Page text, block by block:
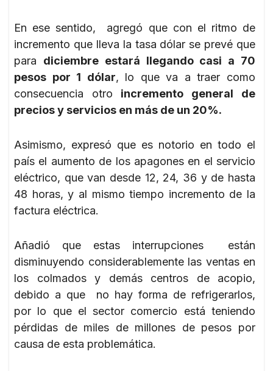
En ese sentido, agregó que con el ritmo de
incremento que lleva la tasa dólar se prevé que
para diciembre estará llegando casi a 70
pesos por 1 dólar, lo que va a traer como
consecuencia otro incremento general de
precios y servicios en más de un 20%.
Asimismo, expresó que es notorio en todo el
país el aumento de los apagones en el servicio
eléctrico, que van desde 12, 24, 36 y de hasta
48 horas, y al mismo tiempo incremento de la
factura eléctrica.
Añadió que estas interrupciones están
disminuyendo considerablemente las ventas en
los colmados y demás centros de acopio,
debido a que no hay forma de refrigerarlos,
por lo que el sector comercio está teniendo
pérdidas de miles de millones de pesos por
causa de esta problemática.